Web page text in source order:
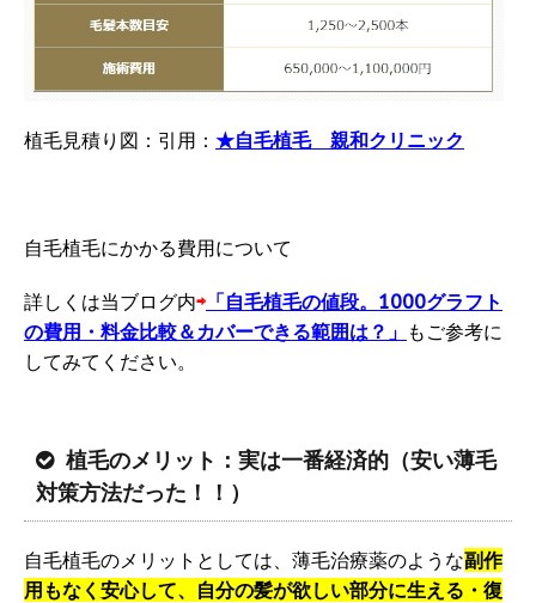
植毛見積り図：引用： ★自毛植毛 親和クリニック
自毛植毛にかかる費用について
詳しくは当ブログ内⇨「自毛植毛の値段。1000グラフト
の費用・料金比較＆カバーできる範囲は？」 もご参考に
してみてください。
植毛のメリット：実は一番経済的（安い薄毛
対策方法だった！！）
自毛植毛のメリットとしては、薄毛治療薬のような副作
用もなく安心して、自分の髪が欲しい部分に生える・復